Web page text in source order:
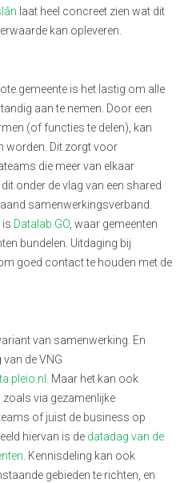
laat heel concreet zien wat dit
kan opleveren.
gemeente is het lastig om alle
aan te nemen. Door een
(of functies te delen), kan
worden. Dit zorgt voor
die meer van elkaar
onder de vlag van een shared
samenwerkingsverband.
is Datalab GO, waar gemeenten
bundelen. Uitdaging bij
goed contact te houden met de
van samenwerking. En
van de VNG
. Maar het kan ook
via gezamenlijke
of juist de business op
hiervan is de datadag van de
. Kennisdeling kan ook
gebieden te richten, en